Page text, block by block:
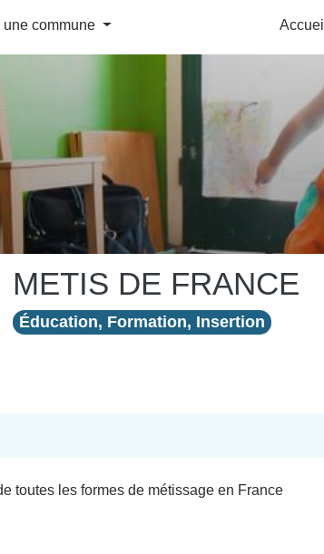
commune Accueil
METIS DE FRANCE
Éducation, Formation, Insertion
toutes les formes de métissage en France